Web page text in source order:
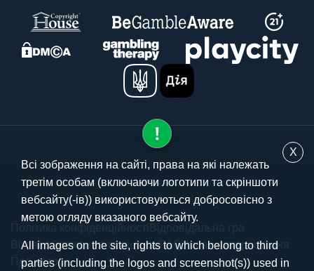
© 2025 stavki.ua
Вікові обмеження та ліцензіїFAQУмови використання
Про автора
X
Всі зображення на сайті, права на які належать
третім особам (включаючи логотипи та скріншоти
вебсайту(-ів)) використовуються добросовісно з
метою огляду вказаного вебсайту.
All images on the site, rights to which belong to third
parties (including the logos and screenshot(s)) used in